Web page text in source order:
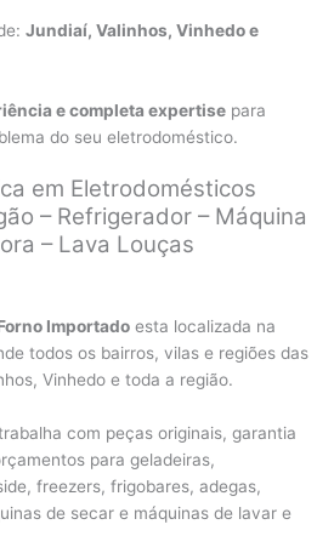
Jundiaí, Valinhos, Vinhedo e
e completa expertise para
do seu eletrodoméstico.
em Eletrodomésticos
– Refrigerador – Máquina
– Lava Louças
Importado esta localizada na
todos os bairros, vilas e regiões das
Vinhedo e toda a região.
com peças originais, garantia
para geladeiras,
freezers, frigobares, adegas,
de secar e máquinas de lavar e